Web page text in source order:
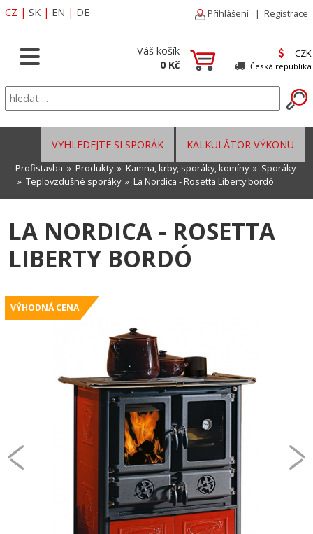
CZ | SK | EN | DE Přihlášení | Registrace
Váš košík
0 Kč
CZK
Česká republika
KALKULÁTOR VÝKONU
VYHLEDEJTE SI SPORÁK
Profistavba » Produkty» Kamna, krby, sporáky, komíny» Sporáky
» Teplovzdušné sporáky» La Nordica - Rosetta Liberty bordó
LA NORDICA - ROSETTA
LIBERTY BORDÓ
VÝHODNÁ CENA